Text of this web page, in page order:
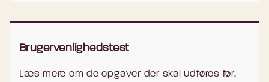
Brugervenlighedstest
Læs mere om de opgaver der skal udføres før,